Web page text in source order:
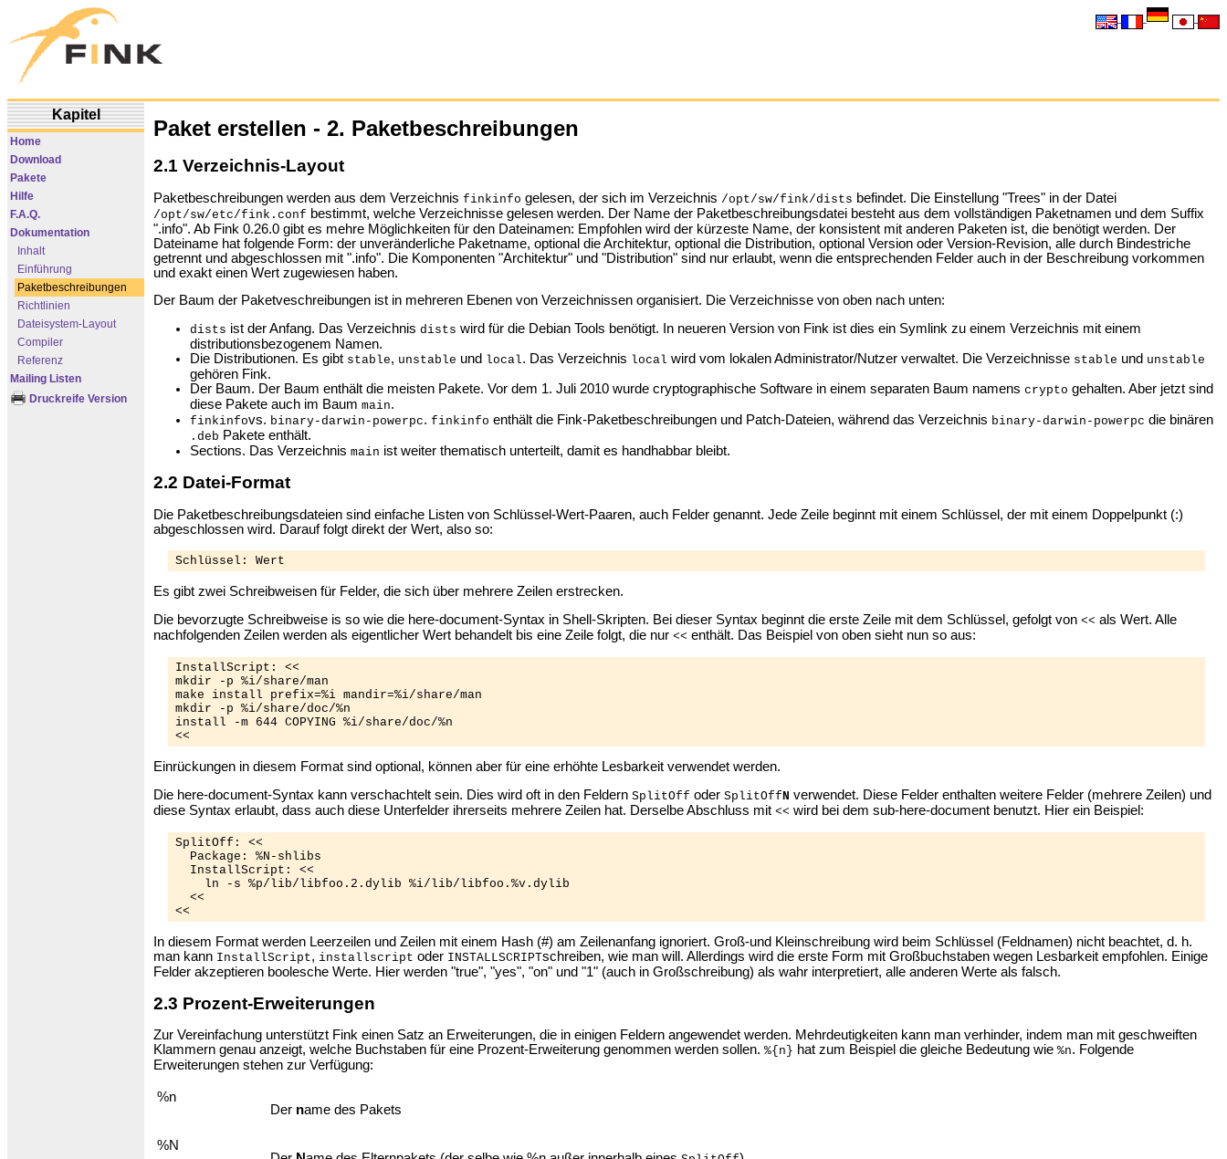
Kapitel
Home
Download
Pakete
Hilfe
F.A.Q.
Dokumentation
Inhalt
Einführung
Paketbeschreibungen
Richtlinien
Dateisystem-Layout
Compiler
Referenz
Mailing Listen
Druckreife Version
Paket erstellen - 2. Paketbeschreibungen
2.1 Verzeichnis-Layout
Paketbeschreibungen werden aus dem Verzeichnis finkinfo gelesen, der sich im Verzeichnis /opt/sw/fink/dists befindet. Die Einstellung "Trees" in der Datei
/opt/sw/etc/fink.conf bestimmt, welche Verzeichnisse gelesen werden. Der Name der Paketbeschreibungsdatei besteht aus dem vollständigen Paketnamen und dem Suffix
".info". Ab Fink 0.26.0 gibt es mehre Möglichkeiten für den Dateinamen: Empfohlen wird der kürzeste Name, der konsistent mit anderen Paketen ist, die benötigt werden. Der
Dateiname hat folgende Form: der unveränderliche Paketname, optional die Architektur, optional die Distribution, optional Version oder Version-Revision, alle durch Bindestriche
getrennt und abgeschlossen mit ".info". Die Komponenten "Architektur" und "Distribution" sind nur erlaubt, wenn die entsprechenden Felder auch in der Beschreibung vorkommen
und exakt einen Wert zugewiesen haben.
Der Baum der Paketveschreibungen ist in mehreren Ebenen von Verzeichnissen organisiert. Die Verzeichnisse von oben nach unten:
dists ist der Anfang. Das Verzeichnis dists wird für die Debian Tools benötigt. In neueren Version von Fink ist dies ein Symlink zu einem Verzeichnis mit einem
distributionsbezogenem Namen.
Die Distributionen. Es gibt stable, unstable und local. Das Verzeichnis local wird vom lokalen Administrator/Nutzer verwaltet. Die Verzeichnisse stable und unstable
gehören Fink.
Der Baum. Der Baum enthält die meisten Pakete. Vor dem 1. Juli 2010 wurde cryptographische Software in einem separaten Baum namens crypto gehalten. Aber jetzt sind
diese Pakete auch im Baum main.
finkinfovs. binary-darwin-powerpc. finkinfo enthält die Fink-Paketbeschreibungen und Patch-Dateien, während das Verzeichnis binary-darwin-powerpc die binären
.deb Pakete enthält.
Sections. Das Verzeichnis main ist weiter thematisch unterteilt, damit es handhabbar bleibt.
2.2 Datei-Format
Die Paketbeschreibungsdateien sind einfache Listen von Schlüssel-Wert-Paaren, auch Felder genannt. Jede Zeile beginnt mit einem Schlüssel, der mit einem Doppelpunkt (:)
abgeschlossen wird. Darauf folgt direkt der Wert, also so:
Schlüssel: Wert
Es gibt zwei Schreibweisen für Felder, die sich über mehrere Zeilen erstrecken.
Die bevorzugte Schreibweise is so wie die here-document-Syntax in Shell-Skripten. Bei dieser Syntax beginnt die erste Zeile mit dem Schlüssel, gefolgt von << als Wert. Alle
nachfolgenden Zeilen werden als eigentlicher Wert behandelt bis eine Zeile folgt, die nur << enthält. Das Beispiel von oben sieht nun so aus:
InstallScript: <<
mkdir -p %i/share/man
make install prefix=%i mandir=%i/share/man
mkdir -p %i/share/doc/%n
install -m 644 COPYING %i/share/doc/%n
<<
Einrückungen in diesem Format sind optional, können aber für eine erhöhte Lesbarkeit verwendet werden.
Die here-document-Syntax kann verschachtelt sein. Dies wird oft in den Feldern SplitOff oder SplitOff N verwendet. Diese Felder enthalten weitere Felder (mehrere Zeilen) und
diese Syntax erlaubt, dass auch diese Unterfelder ihrerseits mehrere Zeilen hat. Derselbe Abschluss mit << wird bei dem sub-here-document benutzt. Hier ein Beispiel:
SplitOff: <<
  Package: %N-shlibs
  InstallScript: <<
    ln -s %p/lib/libfoo.2.dylib %i/lib/libfoo.%v.dylib
  <<
<<
In diesem Format werden Leerzeilen und Zeilen mit einem Hash (#) am Zeilenanfang ignoriert. Groß-und Kleinschreibung wird beim Schlüssel (Feldnamen) nicht beachtet, d. h.
man kann InstallScript, installscript oder INSTALLSCRIPTschreiben, wie man will. Allerdings wird die erste Form mit Großbuchstaben wegen Lesbarkeit empfohlen. Einige
Felder akzeptieren boolesche Werte. Hier werden "true", "yes", "on" und "1" (auch in Großschreibung) als wahr interpretiert, alle anderen Werte als falsch.
2.3 Prozent-Erweiterungen
Zur Vereinfachung unterstützt Fink einen Satz an Erweiterungen, die in einigen Feldern angewendet werden. Mehrdeutigkeiten kann man verhinder, indem man mit geschweiften
Klammern genau anzeigt, welche Buchstaben für eine Prozent-Erweiterung genommen werden sollen. %{n} hat zum Beispiel die gleiche Bedeutung wie %n. Folgende
Erweiterungen stehen zur Verfügung:
%n
Der name des Pakets
%N